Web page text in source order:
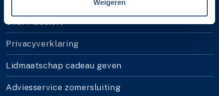
Weigeren
Over Fiscalert
Privacyverklaring
Lidmaatschap cadeau geven
Adviesservice zomersluiting